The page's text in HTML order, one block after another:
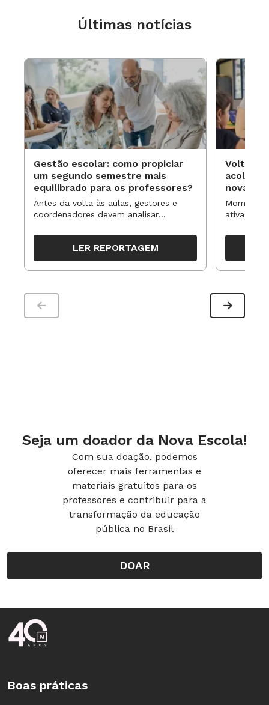
Últimas notícias
Gestão escolar: como propiciar
um segundo semestre mais
equilibrado para os professores?
Antes da volta às aulas, gestores e
coordenadores devem analisar
organizar ações para orientar o
trabalho pedagógico ao longo do
período
LER REPORTAGEM
Volta às
novas
ativa
propostas
Seja um doador da Nova Escola!
Com sua doação, podemos
oferecer mais ferramentas e
materiais gratuitos para os
professores e contribuir para a
transformação da educação
pública no Brasil
DOAR
Rodapé da Nova Escola
Boas práticas